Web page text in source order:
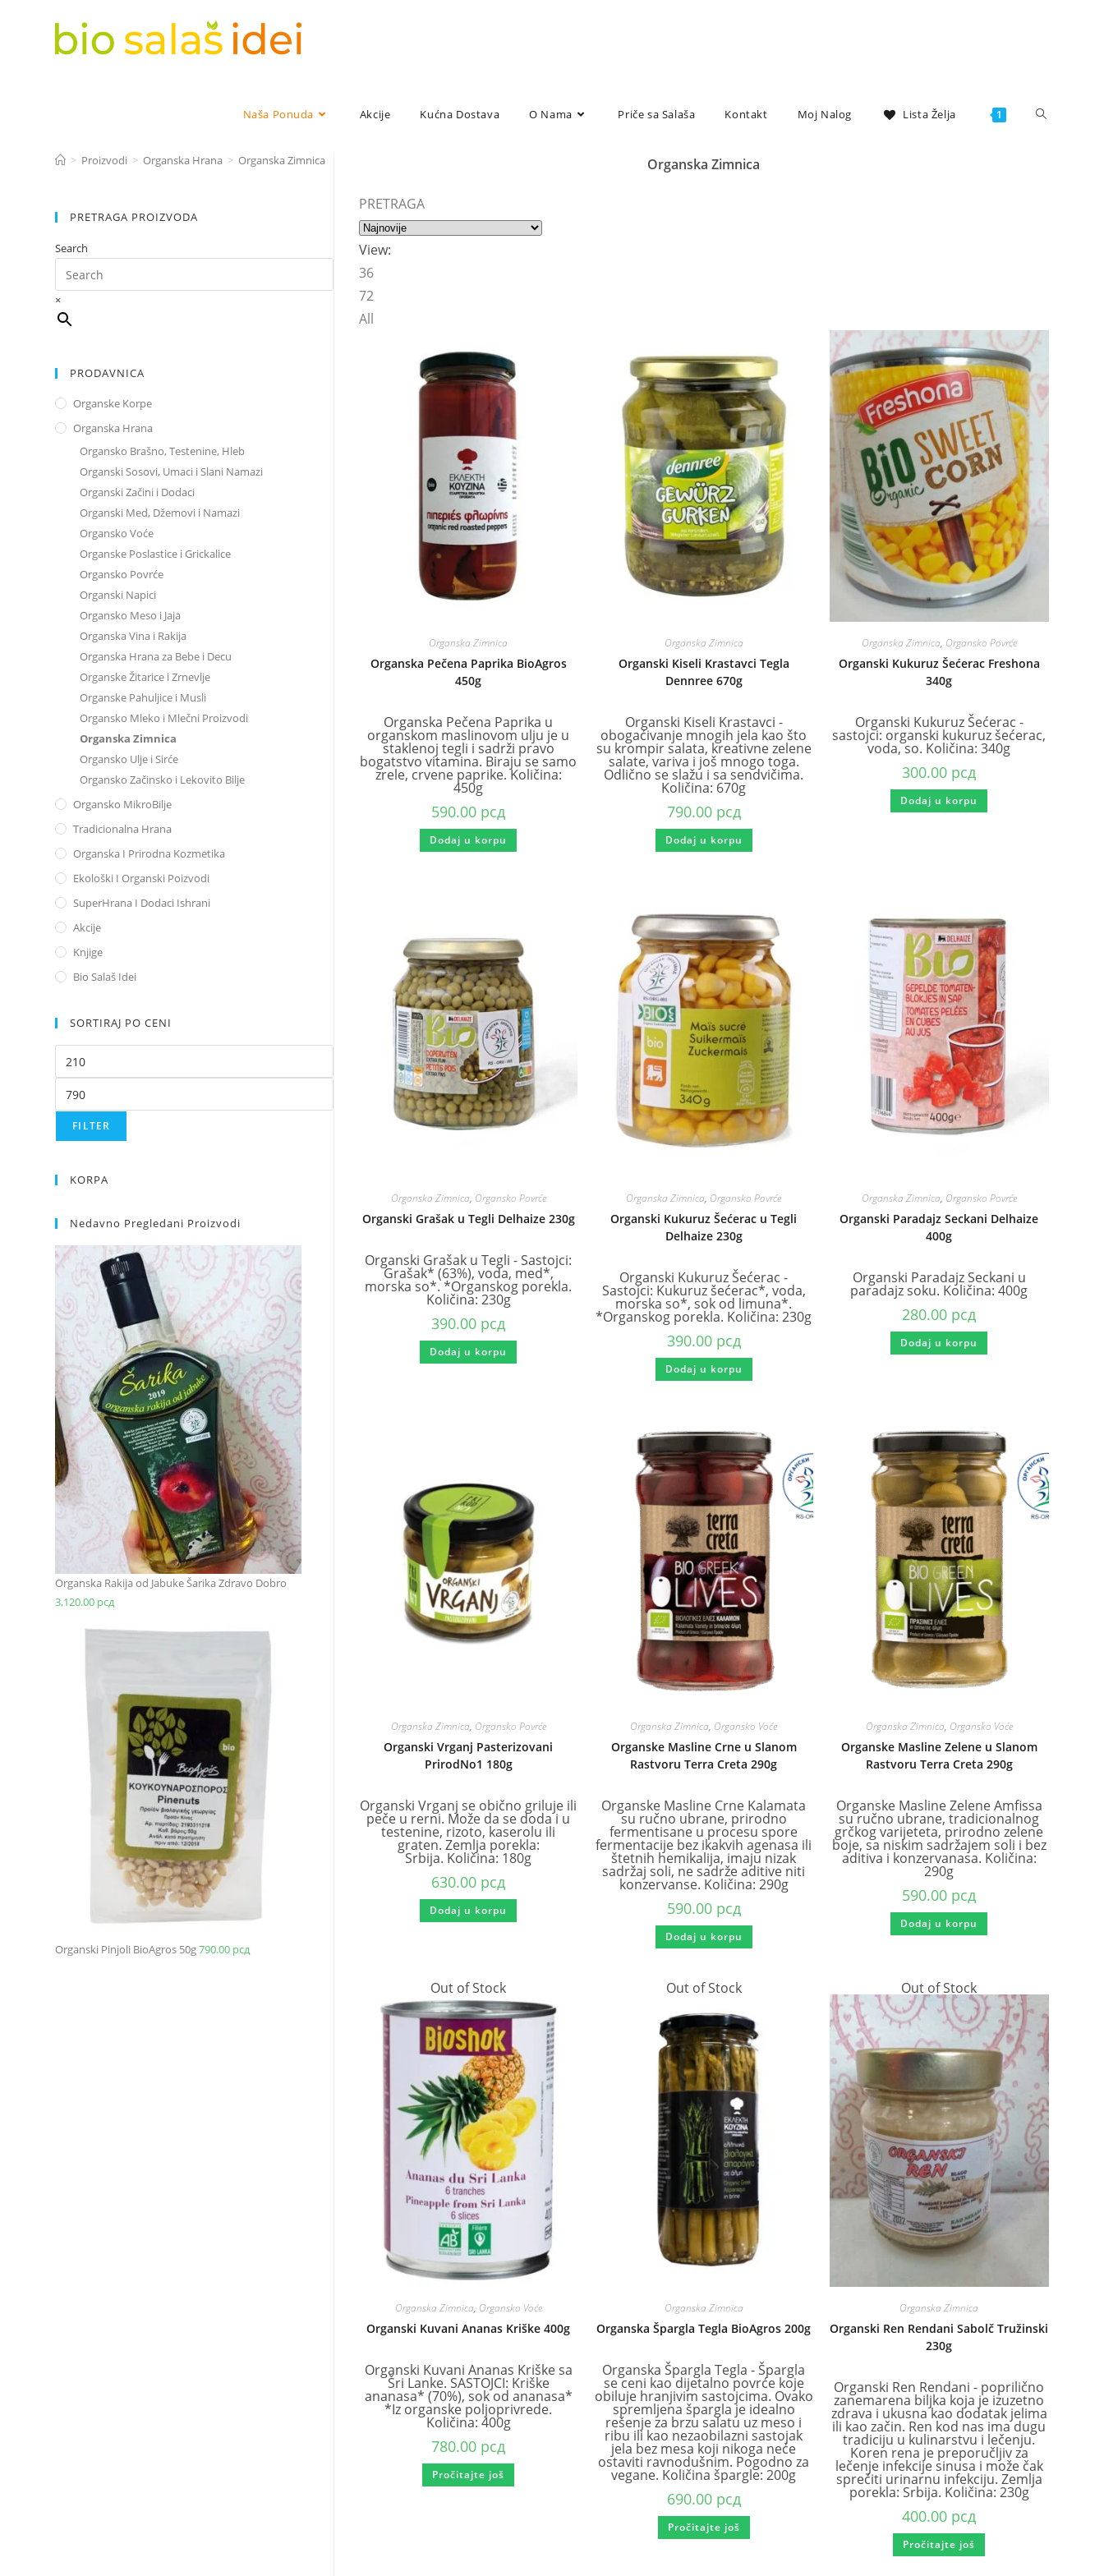
Naša Ponuda Akcije Kućna Dostava O Nama Priče sa Salaša Kontakt Moj Nalog Lista Želja 1
Organska Zimnica
PRETRAGA
View:
36
72
All
Organska Zimnica
Organska Pečena Paprika BioAgros
450g
Organska Pečena Paprika u
organskom maslinovom ulju je u
staklenoj tegli i sadrži pravo
bogatstvo vitamina. Biraju se samo
zrele, crvene paprike. Količina:
450g
590.00 рсд
Dodaj u korpu
Organska Zimnica
Organski Kiseli Krastavci Tegla
Dennree 670g
Organski Kiseli Krastavci -
obogaćivanje mnogih jela kao što
su krompir salata, kreativne zelene
salate, variva i još mnogo toga.
Odlično se slažu i sa sendvičima.
Količina: 670g
790.00 рсд
Dodaj u korpu
Organska Zimnica, Organsko Povrće
Organski Kukuruz Šećerac Freshona
340g
Organski Kukuruz Šećerac -
sastojci: organski kukuruz šećerac,
voda, so. Količina: 340g
300.00 рсд
Dodaj u korpu
Organska Zimnica, Organsko Povrće
Organski Grašak u Tegli Delhaize 230g
Organski Grašak u Tegli - Sastojci:
Grašak* (63%), voda, med*,
morska so*. *Organskog porekla.
Količina: 230g
390.00 рсд
Dodaj u korpu
Organska Zimnica, Organsko Povrće
Organski Kukuruz Šećerac u Tegli
Delhaize 230g
Organski Kukuruz Šećerac -
Sastojci: Kukuruz šećerac*, voda,
morska so*, sok od limuna*.
*Organskog porekla. Količina: 230g
390.00 рсд
Dodaj u korpu
Organska Zimnica, Organsko Povrće
Organski Paradajz Seckani Delhaize
400g
Organski Paradajz Seckani u
paradajz soku. Količina: 400g
280.00 рсд
Dodaj u korpu
Organska Zimnica, Organsko Povrće
Organski Vrganj Pasterizovani
PrirodNo1 180g
Organski Vrganj se obično griluje ili
peče u rerni. Može da se doda i u
testenine, rizoto, kaserolu ili
graten. Zemlja porekla:
Srbija. Količina: 180g
630.00 рсд
Dodaj u korpu
Organska Zimnica, Organsko Voće
Organske Masline Crne u Slanom
Rastvoru Terra Creta 290g
Organske Masline Crne Kalamata
su ručno ubrane, prirodno
fermentisane u procesu spore
fermentacije bez ikakvih agenasa ili
štetnih hemikalija, imaju nizak
sadržaj soli, ne sadrže aditive niti
konzervanse. Količina: 290g
590.00 рсд
Dodaj u korpu
Organska Zimnica, Organsko Voće
Organske Masline Zelene u Slanom
Rastvoru Terra Creta 290g
Organske Masline Zelene Amfissa
su ručno ubrane, tradicionalnog
grčkog varijeteta, prirodno zelene
boje, sa niskim sadržajem soli i bez
aditiva i konzervanasa. Količina:
290g
590.00 рсд
Dodaj u korpu
Out of Stock
Organska Zimnica, Organsko Voće
Organski Kuvani Ananas Kriške 400g
Organski Kuvani Ananas Kriške sa
Šri Lanke. SASTOJCI: Kriške
ananasa* (70%), sok od ananasa*
*Iz organske poljoprivrede.
Količina: 400g
780.00 рсд
Pročitajte još
Out of Stock
Organska Zimnica
Organska Špargla Tegla BioAgros 200g
Organska Špargla Tegla - Špargla
se ceni kao dijetalno povrće koje
obiluje hranjivim sastojcima. Ovako
spremljena špargla je idealno
rešenje za brzu salatu uz meso i
ribu ili kao nezaobilazni sastojak
jela bez mesa koji nikoga neće
ostaviti ravnodušnim. Pogodno za
vegane. Količina špargle: 200g
690.00 рсд
Pročitajte još
Out of Stock
Organska Zimnica
Organski Ren Rendani Sabolč Tružinski
230g
Organski Ren Rendani - poprilično
zanemarena biljka koja je izuzetno
zdrava i ukusna kao dodatak jelima
ili kao začin. Ren kod nas ima dugu
tradiciju u kulinarstvu i lečenju.
Koren rena je preporučljiv za
lečenje infekcije sinusa i može čak
sprečiti urinarnu infekciju. Zemlja
porekla: Srbija. Količina: 230g
400.00 рсд
Pročitajte još
> Proizvodi > Organska Hrana > Organska Zimnica
PRETRAGA PROIZVODA
Search
×
PRODAVNICA
Organske Korpe
Organska Hrana
Organsko Brašno, Testenine, Hleb
Organski Sosovi, Umaci i Slani Namazi
Organski Začini i Dodaci
Organski Med, Džemovi i Namazi
Organsko Voće
Organske Poslastice i Grickalice
Organsko Povrće
Organski Napici
Organsko Meso i Jaja
Organska Vina i Rakija
Organska Hrana za Bebe i Decu
Organske Žitarice i Zrnevlje
Organske Pahuljice i Musli
Organsko Mleko i Mlečni Proizvodi
Organska Zimnica
Organsko Ulje i Sirće
Organsko Začinsko i Lekovito Bilje
Organsko MikroBilje
Tradicionalna Hrana
Organska I Prirodna Kozmetika
Ekološki I Organski Poizvodi
SuperHrana I Dodaci Ishrani
Akcije
Knjige
Bio Salaš Idei
SORTIRAJ PO CENI
FILTER
KORPA
Nedavno Pregledani Proizvodi
Organska Rakija od Jabuke Šarika Zdravo Dobro
3,120.00 рсд
Organski Pinjoli BioAgros 50g790.00 рсд